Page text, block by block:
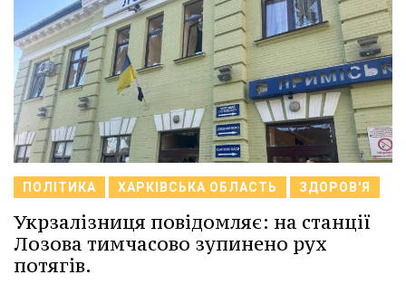
ПОЛІТИКА ХАРКІВСЬКА ОБЛАСТЬ ЗДОРОВ'Я
Укрзалізниця повідомляє: на станції
Лозова тимчасово зупинено рух
потягів.